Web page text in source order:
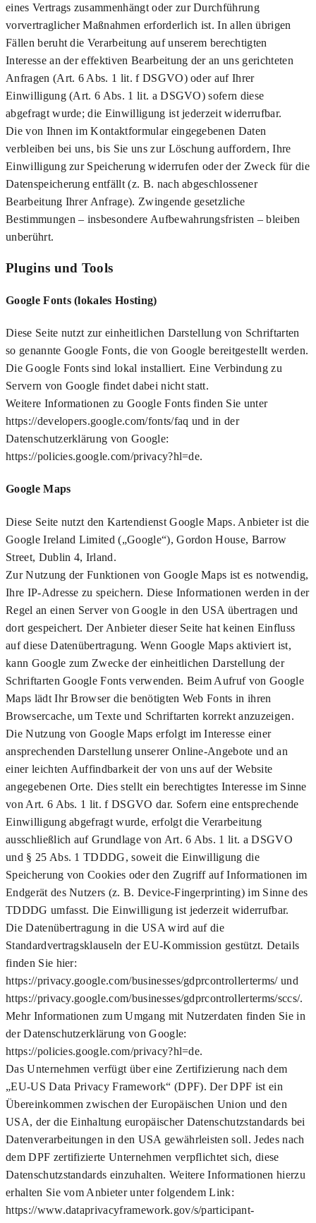
eines Vertrags zusammenhängt oder zur Durchführung
vorvertraglicher Maßnahmen erforderlich ist. In allen übrigen
Fällen beruht die Verarbeitung auf unserem berechtigten
Interesse an der effektiven Bearbeitung der an uns gerichteten
Anfragen (Art. 6 Abs. 1 lit. f DSGVO) oder auf Ihrer
Einwilligung (Art. 6 Abs. 1 lit. a DSGVO) sofern diese
abgefragt wurde; die Einwilligung ist jederzeit widerrufbar.
Die von Ihnen im Kontaktformular eingegebenen Daten
verbleiben bei uns, bis Sie uns zur Löschung auffordern, Ihre
Einwilligung zur Speicherung widerrufen oder der Zweck für die
Datenspeicherung entfällt (z. B. nach abgeschlossener
Bearbeitung Ihrer Anfrage). Zwingende gesetzliche
Bestimmungen – insbesondere Aufbewahrungsfristen – bleiben
unberührt.
Plugins und Tools
Google Fonts (lokales Hosting)
Diese Seite nutzt zur einheitlichen Darstellung von Schriftarten
so genannte Google Fonts, die von Google bereitgestellt werden.
Die Google Fonts sind lokal installiert. Eine Verbindung zu
Servern von Google findet dabei nicht statt.
Weitere Informationen zu Google Fonts finden Sie unter
https://developers.google.com/fonts/faq und in der
Datenschutzerklärung von Google:
https://policies.google.com/privacy?hl=de.
Google Maps
Diese Seite nutzt den Kartendienst Google Maps. Anbieter ist die
Google Ireland Limited („Google“), Gordon House, Barrow
Street, Dublin 4, Irland.
Zur Nutzung der Funktionen von Google Maps ist es notwendig,
Ihre IP-Adresse zu speichern. Diese Informationen werden in der
Regel an einen Server von Google in den USA übertragen und
dort gespeichert. Der Anbieter dieser Seite hat keinen Einfluss
auf diese Datenübertragung. Wenn Google Maps aktiviert ist,
kann Google zum Zwecke der einheitlichen Darstellung der
Schriftarten Google Fonts verwenden. Beim Aufruf von Google
Maps lädt Ihr Browser die benötigten Web Fonts in ihren
Browsercache, um Texte und Schriftarten korrekt anzuzeigen.
Die Nutzung von Google Maps erfolgt im Interesse einer
ansprechenden Darstellung unserer Online-Angebote und an
einer leichten Auffindbarkeit der von uns auf der Website
angegebenen Orte. Dies stellt ein berechtigtes Interesse im Sinne
von Art. 6 Abs. 1 lit. f DSGVO dar. Sofern eine entsprechende
Einwilligung abgefragt wurde, erfolgt die Verarbeitung
ausschließlich auf Grundlage von Art. 6 Abs. 1 lit. a DSGVO
und § 25 Abs. 1 TDDDG, soweit die Einwilligung die
Speicherung von Cookies oder den Zugriff auf Informationen im
Endgerät des Nutzers (z. B. Device-Fingerprinting) im Sinne des
TDDDG umfasst. Die Einwilligung ist jederzeit widerrufbar.
Die Datenübertragung in die USA wird auf die
Standardvertragsklauseln der EU-Kommission gestützt. Details
finden Sie hier:
https://privacy.google.com/businesses/gdprcontrollerterms/ und
https://privacy.google.com/businesses/gdprcontrollerterms/sccs/.
Mehr Informationen zum Umgang mit Nutzerdaten finden Sie in
der Datenschutzerklärung von Google:
https://policies.google.com/privacy?hl=de.
Das Unternehmen verfügt über eine Zertifizierung nach dem
„EU-US Data Privacy Framework“ (DPF). Der DPF ist ein
Übereinkommen zwischen der Europäischen Union und den
USA, der die Einhaltung europäischer Datenschutzstandards bei
Datenverarbeitungen in den USA gewährleisten soll. Jedes nach
dem DPF zertifizierte Unternehmen verpflichtet sich, diese
Datenschutzstandards einzuhalten. Weitere Informationen hierzu
erhalten Sie vom Anbieter unter folgendem Link:
https://www.dataprivacyframework.gov/s/participant-